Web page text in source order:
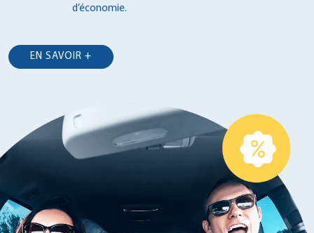
d’économie.
EN SAVOIR +